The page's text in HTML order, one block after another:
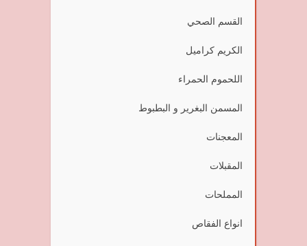
القسم الصحي
الكريم كراميل
اللحموم الحمراء
المسمن البغرير و البطبوط
المعجنات
المقبلات
المملحات
انواع الفقاص